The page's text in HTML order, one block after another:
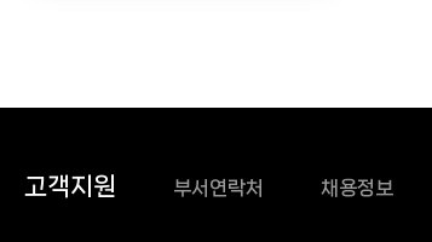
고객지원 부서연락처 채용정보